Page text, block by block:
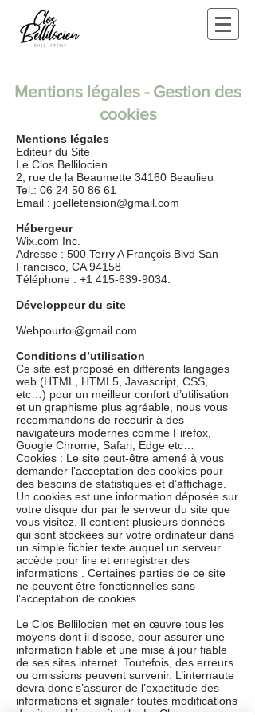
Mentions légales - Gestion des
cookies
Mentions légales
Editeur du Site
Le Clos Bellilocien
2, rue de la Beaumette 34160 Beaulieu
Tel.: 06 24 50 86 61
Email : joelletension@gmail.com
Hébergeur
Wix.com Inc.
Adresse : 500 Terry A François Blvd San
Francisco, CA 94158
Téléphone : +1 415-639-9034.
Développeur du site
Webpourtoi@gmail.com
Conditions d’utilisation
Ce site est proposé en différents langages
web (HTML, HTML5, Javascript, CSS,
etc…) pour un meilleur confort d’utilisation
et un graphisme plus agréable, nous vous
recommandons de recourir à des
navigateurs modernes comme Firefox,
Google Chrome, Safari, Edge etc…
Cookies : Le site peut-être amené à vous
demander l’acceptation des cookies pour
des besoins de statistiques et d’affichage.
Un cookies est une information déposée sur
votre disque dur par le serveur du site que
vous visitez. Il contient plusieurs données
qui sont stockées sur votre ordinateur dans
un simple fichier texte auquel un serveur
accède pour lire et enregistrer des
informations . Certaines parties de ce site
ne peuvent être fonctionnelles sans
l’acceptation de cookies.
Le Clos Bellilocien met en œuvre tous les
moyens dont il dispose, pour assurer une
information fiable et une mise à jour fiable
de ses sites internet. Toutefois, des erreurs
ou omissions peuvent survenir. L’internaute
devra donc s’assurer de l’exactitude des
informations et signaler toutes modifications